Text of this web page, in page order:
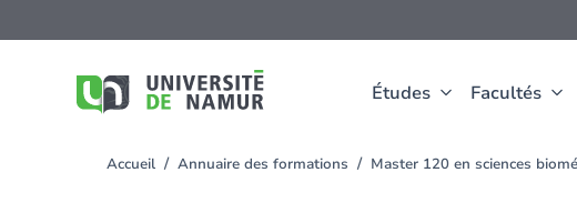
Études Facultés
au
You
Accueil Annuaire des formations Master 120 en sciences